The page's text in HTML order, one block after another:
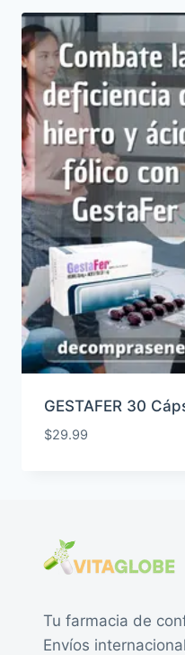
GESTAFER 30
$29.99
Tu farmacia de
Envíos